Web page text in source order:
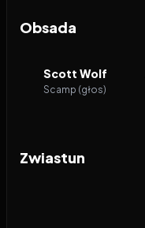
Obsada
Scott Wolf
Scamp (głos)
Zwiastun